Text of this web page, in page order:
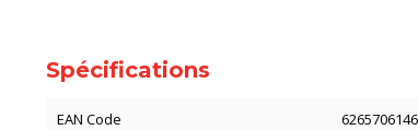
Spécifications
EAN Code